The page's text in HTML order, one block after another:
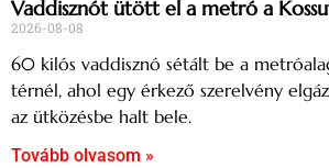
Vaddisznót ütött el a metró a
2026-08-08
60 kilós vaddisznó sétált be a
térnél, ahol egy érkező szerelvény
az ütközésbe halt bele.
Tovább olvasom »